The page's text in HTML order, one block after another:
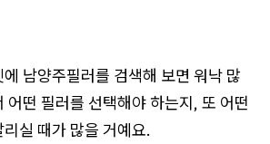
남양주필러를 검색해 보면 워낙 많
어떤 필러를 선택해야 하는지, 또 어떤
실 때가 많을 거예요.